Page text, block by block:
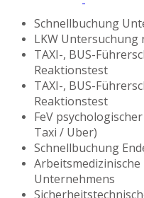
Schnellbuchung
LKW Untersuchung
TAXI-, BUS-
Reaktionstest
TAXI-, BUS-
Reaktionstest
FeV
Taxi / Uber)
Schnellbuchung
Unternehmens